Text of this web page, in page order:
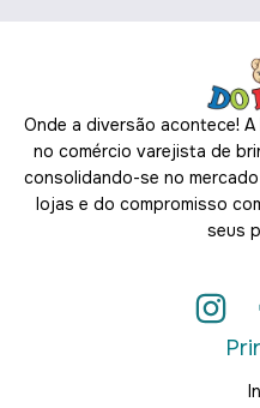
Onde a diversão acontece!
no comércio varejista de
consolidando-se no
lojas e do compromisso
seus